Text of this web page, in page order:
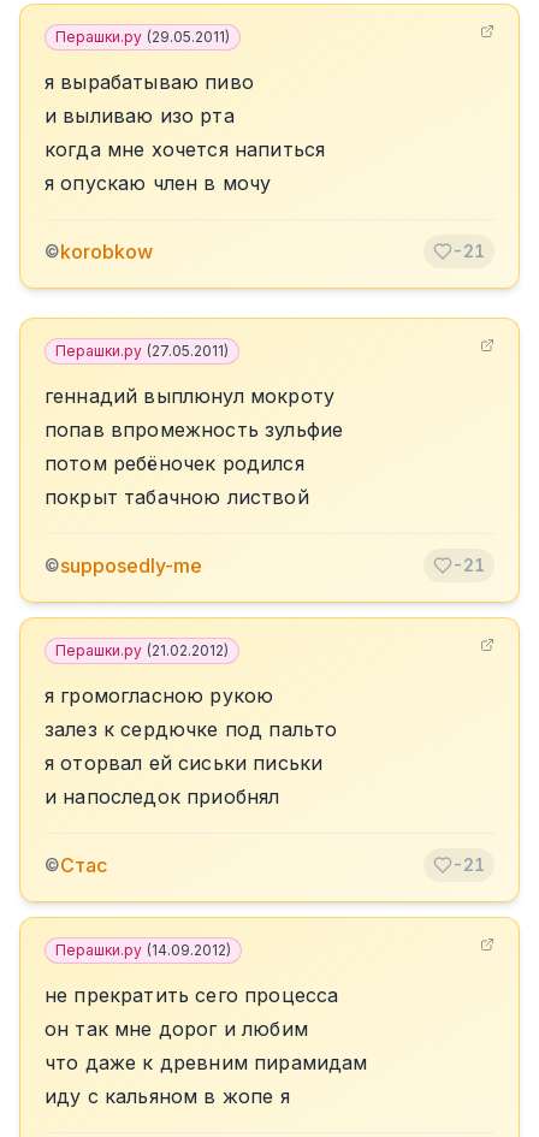
Перашки.ру (29.05.2011)
я вырабатываю пиво
и выливаю изо рта
когда мне хочется напиться
я опускаю член в мочу
©korobkow -21
Перашки.ру (27.05.2011)
геннадий выплюнул мокроту
попав впромежность зульфие
потом ребёночек родился
покрыт табачною листвой
©supposedly-me -21
Перашки.ру (21.02.2012)
я громогласною рукою
залез к сердючке под пальто
я оторвал ей сиськи письки
и напоследок приобнял
©Стас -21
Перашки.ру (14.09.2012)
не прекратить сего процесса
он так мне дорог и любим
что даже к древним пирамидам
иду с кальяном в жопе я